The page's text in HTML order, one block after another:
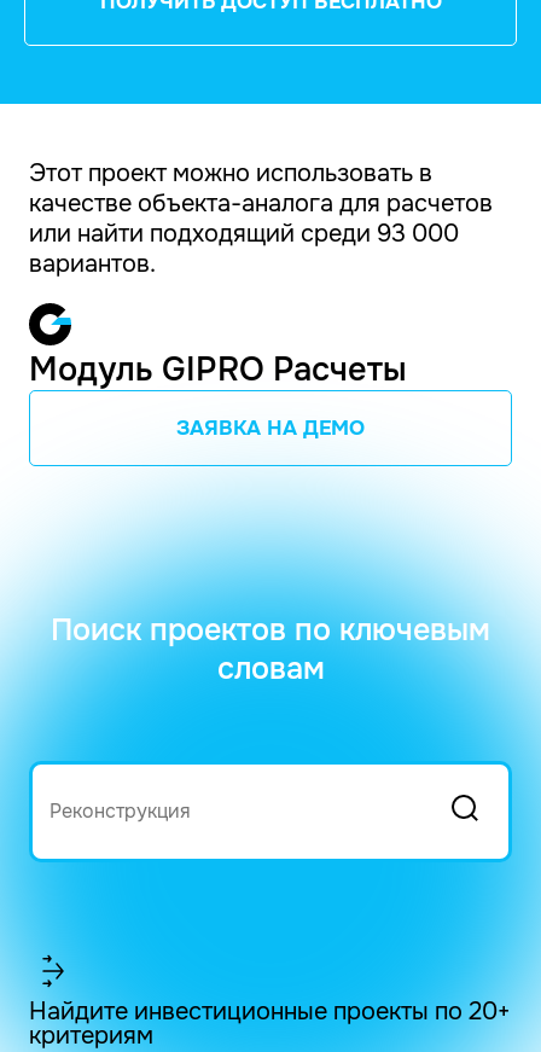
Этот проект можно использовать в
качестве объекта-аналога для расчетов
или найти подходящий среди 93 000
вариантов.
Модуль GIPRO Расчеты
ЗАЯВКА НА ДЕМО
Поиск проектов по ключевым
словам
Найдите инвестиционные проекты по 20+
критериям